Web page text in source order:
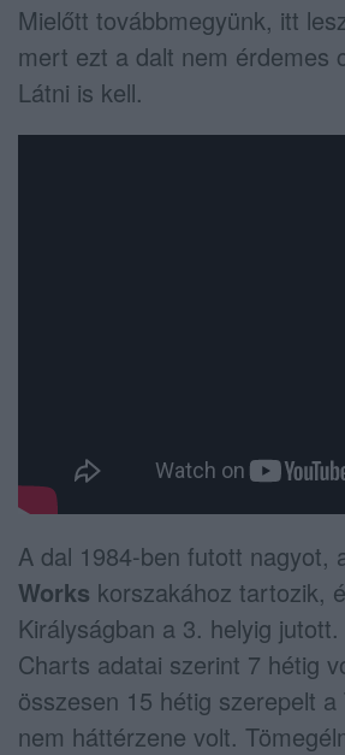
Mielőtt továbbmegyünk, itt
mert ezt a dalt nem érdemes
Látni is kell.
A dal 1984-ben futott nagyot,
Works korszakához tartozik,
Királyságban a 3. helyig
Charts adatai szerint 7 hétig
összesen 15 hétig szerepelt
nem háttérzene volt.